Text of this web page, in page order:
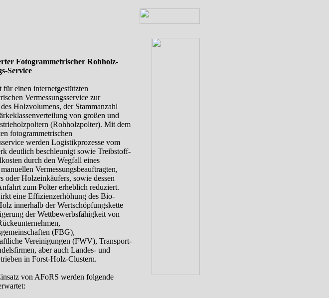
Fotogrammetrischer Rohholz-
Service
für einen internetgestützten
Vermessungsservice zur
Holzvolumens, der Stammanzahl
von großen und
(Rohholzpolter). Mit dem
fotogrammetrischen
werden Logistikprozesse vom
deutlich beschleunigt sowie Treibstoff-
durch den Wegfall eines
Vermessungsbeauftragten,
oder Holzeinkäufers, sowie dessen
zum Polter erheblich reduziert.
eine Effizienzerhöhung des Bio-
innerhalb der Wertschöpfungskette
der Wettbewerbsfähigkeit von
(FBG),
Vereinigungen (FWV), Transport-
aber auch Landes- und
in Forst-Holz-Clustern.
von AFoRS werden folgende